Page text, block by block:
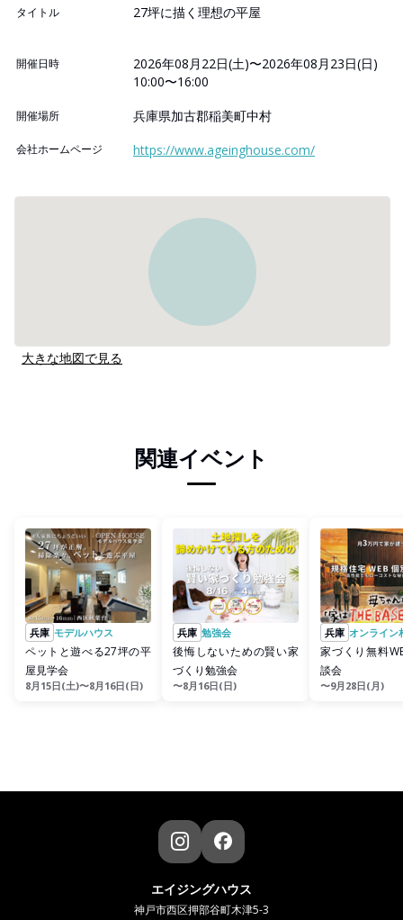
タイトル 27坪に描く理想の平屋
開催日時
2026年08月22日(土)〜2026年08月23日(日)
10:00〜16:00
開催場所 兵庫県加古郡稲美町中村
会社ホームページ https://www.ageinghouse.com/
大きな地図で見る
関連イベント
兵庫 モデルハウス
ペットと遊べる27坪の平
屋見学会
8月15日(土)〜8月16日(日)
兵庫 勉強会
後悔しないための賢い家
づくり勉強会
〜8月16日(日)
兵庫 オンライン
家づくり無料
談会
〜9月28日(月)
エイジングハウス
神戸市西区押部谷町木津5-3